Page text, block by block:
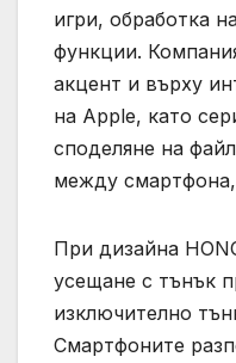
игри, обработка
функции.
акцент и върху
на Apple, като
споделяне на
между
При дизайна
усещане с тънък
изключително
Смартфоните